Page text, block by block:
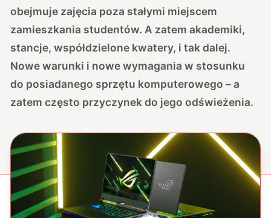
obejmuje zajęcia poza stałymi miejscem
zamieszkania studentów. A zatem akademiki,
stancje, współdzielone kwatery, i tak dalej.
Nowe warunki i nowe wymagania w stosunku
do posiadanego sprzętu komputerowego – a
zatem często przyczynek do jego odświeżenia.